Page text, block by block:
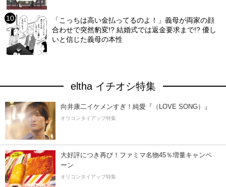
「こっちは高い金払ってるのよ！」義母が両家の顔
合わせで突然豹変!? 結婚式では返金要求まで!? 優し
いと信じた義母の本性
eltha イチオシ特集
向井康二イケメンすぎ！純愛『（LOVE SONG）』
オリコンタイアップ特集
大好評につき再び！ファミマ名物45％増量キャンペ
ーン
オリコンタイアップ特集